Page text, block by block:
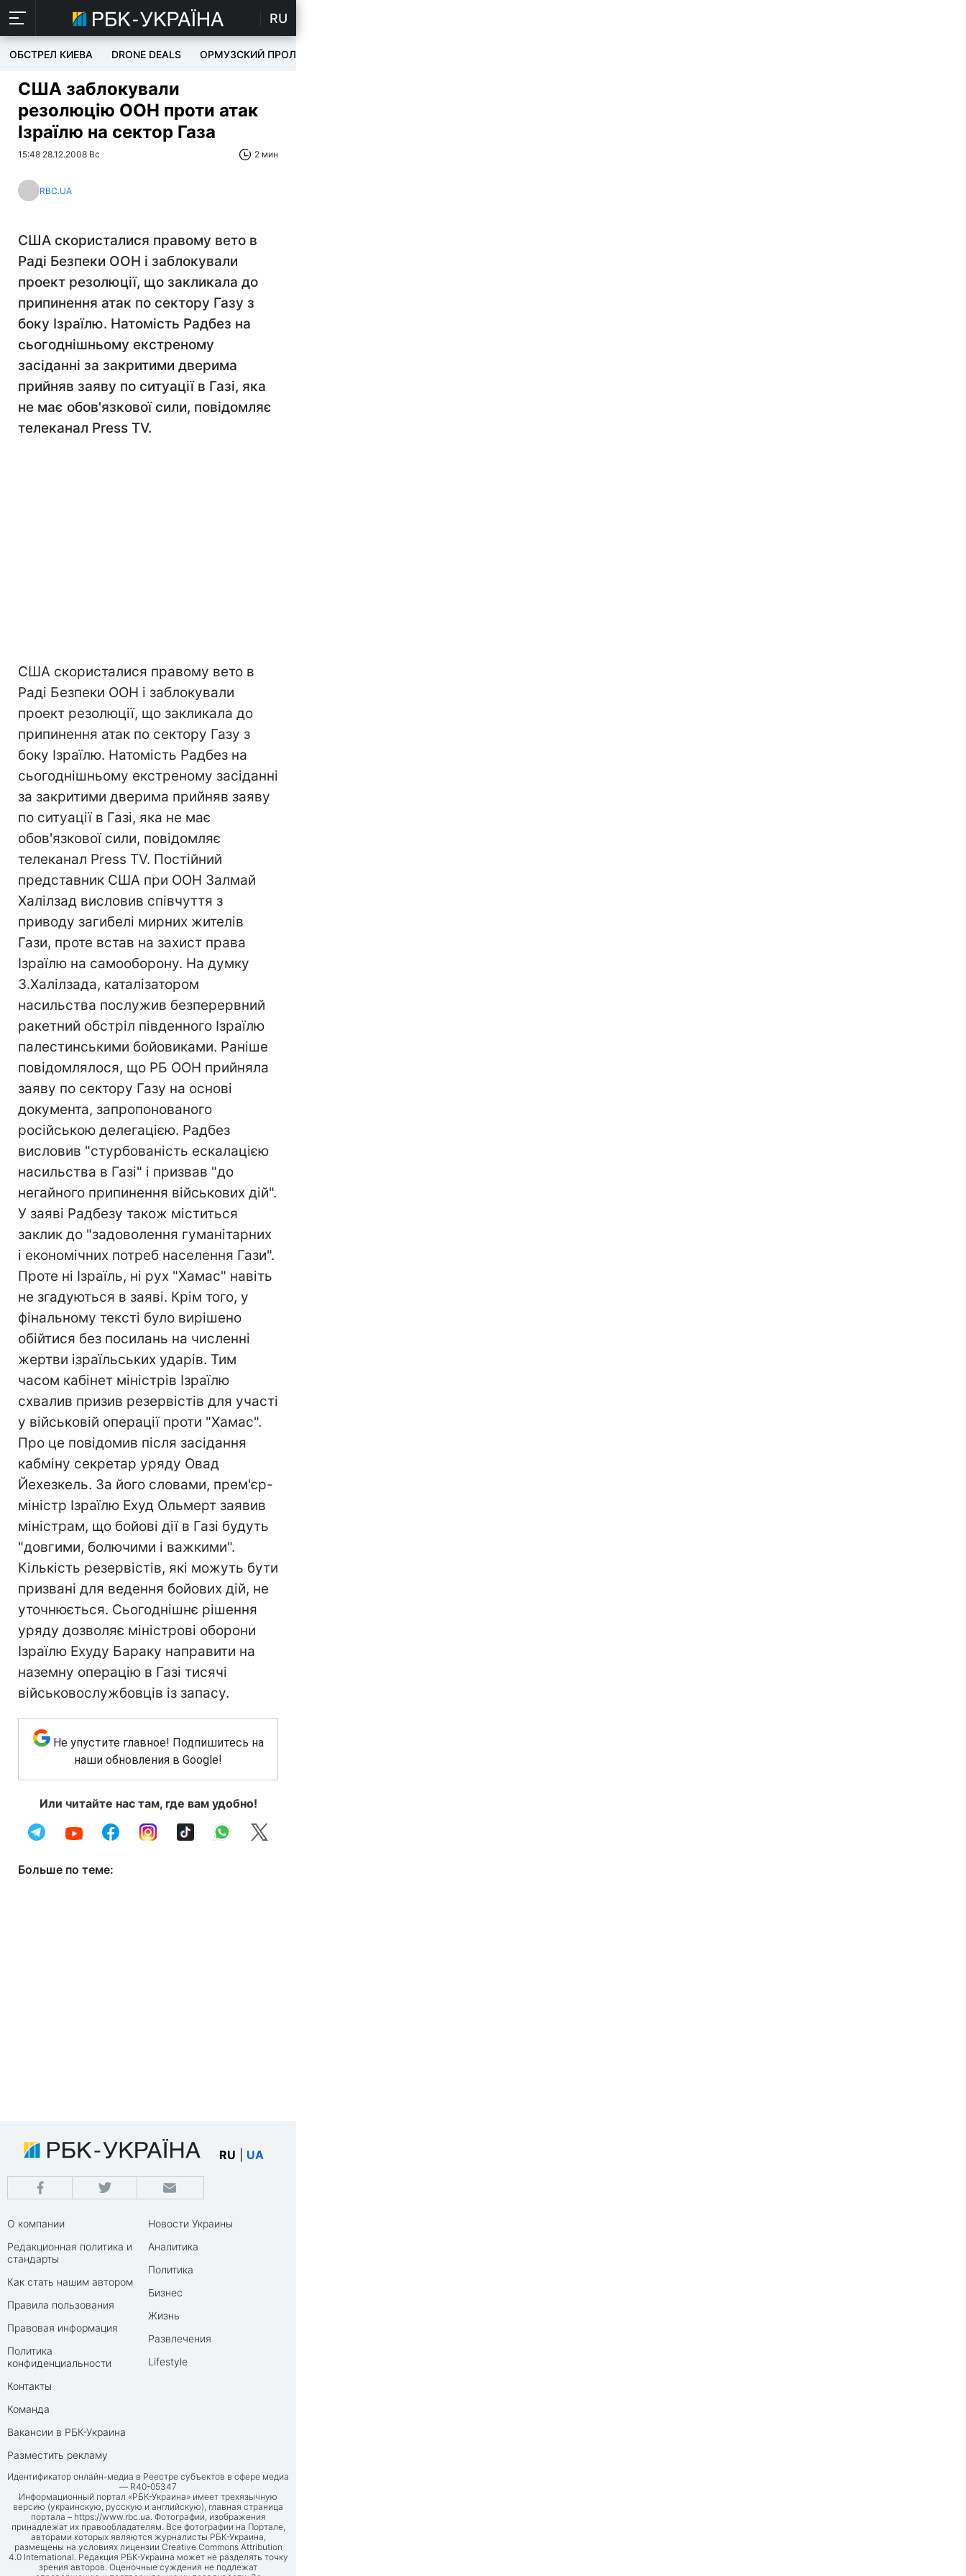
RU
ОБСТРЕЛ КИЕВА DRONE DEALS ОРМУЗСКИЙ ПРОЛИВ
США заблокували
резолюцію ООН проти атак
Ізраїлю на сектор Газа
15:48 28.12.2008 Вс 2 мин
RBC.UA
США скористалися правому вето в
Раді Безпеки ООН і заблокували
проект резолюції, що закликала до
припинення атак по сектору Газу з
боку Ізраїлю. Натомість Радбез на
сьогоднішньому екстреному
засіданні за закритими дверима
прийняв заяву по ситуації в Газі, яка
не має обов'язкової сили, повідомляє
телеканал Press TV.
США скористалися правому вето в
Раді Безпеки ООН і заблокували
проект резолюції, що закликала до
припинення атак по сектору Газу з
боку Ізраїлю. Натомість Радбез на
сьогоднішньому екстреному засіданні
за закритими дверима прийняв заяву
по ситуації в Газі, яка не має
обов'язкової сили, повідомляє
телеканал Press TV. Постійний
представник США при ООН Залмай
Халілзад висловив співчуття з
приводу загибелі мирних жителів
Гази, проте встав на захист права
Ізраїлю на самооборону. На думку
З.Халілзада, каталізатором
насильства послужив безперервний
ракетний обстріл південного Ізраїлю
палестинськими бойовиками. Раніше
повідомлялося, що РБ ООН прийняла
заяву по сектору Газу на основі
документа, запропонованого
російською делегацією. Радбез
висловив "стурбованість ескалацією
насильства в Газі" і призвав "до
негайного припинення військових дій".
У заяві Радбезу також міститься
заклик до "задоволення гуманітарних
і економічних потреб населення Гази".
Проте ні Ізраїль, ні рух "Хамас" навіть
не згадуються в заяві. Крім того, у
фінальному тексті було вирішено
обійтися без посилань на численні
жертви ізраїльських ударів. Тим
часом кабінет міністрів Ізраїлю
схвалив призив резервістів для участі
у військовій операції проти "Хамас".
Про це повідомив після засідання
кабміну секретар уряду Овад
Йехезкель. За його словами, прем'єр-
міністр Ізраїлю Ехуд Ольмерт заявив
міністрам, що бойові дії в Газі будуть
"довгими, болючими і важкими".
Кількість резервістів, які можуть бути
призвані для ведення бойових дій, не
уточнюється. Сьогоднішнє рішення
уряду дозволяє міністрові оборони
Ізраїлю Ехуду Бараку направити на
наземну операцію в Газі тисячі
військовослужбовців із запасу.
Не упустите главное! Подпишитесь на
наши обновления в Google!
Или читайте нас там, где вам удобно!
Больше по теме:
RU UA
О компании
Редакционная политика и
стандарты
Как стать нашим автором
Правила пользования
Правовая информация
Политика
конфиденциальности
Контакты
Команда
Вакансии в РБК-Украина
Разместить рекламу
Новости Украины
Аналитика
Политика
Бизнес
Жизнь
Развлечения
Lifestyle
Идентификатор онлайн-медиа в Реестре субъектов в сфере медиа
— R40-05347
Информационный портал «РБК-Украина» имеет трехязычную
версию (украинскую, русскую и английскую), главная страница
портала – https://www.rbc.ua. Фотографии, изображения
принадлежат их правообладателям. Все фотографии на Портале,
авторами которых являются журналисты РБК-Украина,
размещены на условиях лицензии Creative Commons Attribution
4.0 International. Редакция РБК-Украина может не разделять точку
зрения авторов. Оценочные суждения не подлежат